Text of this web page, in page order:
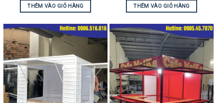
THÊM VÀO GIỎ HÀNG THÊM VÀO GIỎ HÀNG